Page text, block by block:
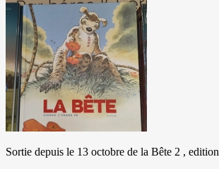
Sortie depuis le 13 octobre de la Bête 2 , edition